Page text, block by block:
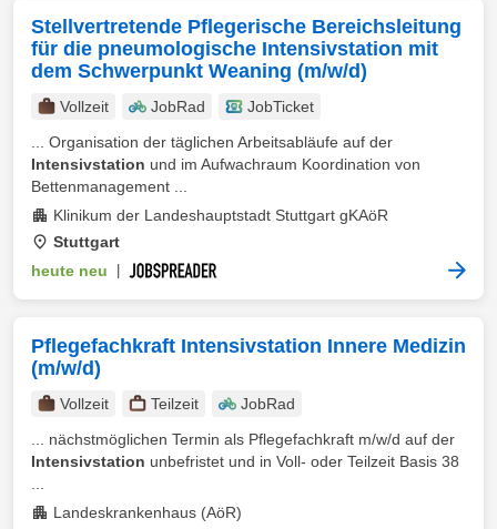
Stellvertretende Pflegerische Bereichsleitung
für die pneumologische Intensivstation mit
dem Schwerpunkt Weaning (m/w/d)
Vollzeit JobRad
JobTicket
... Organisation der täglichen Arbeitsabläufe auf der
Intensivstation und im Aufwachraum Koordination von
Bettenmanagement ...
Klinikum der Landeshauptstadt Stuttgart gKAöR
Stuttgart
heute neu
Pflegefachkraft Intensivstation Innere Medizin
(m/w/d)
Vollzeit Teilzeit
JobRad
... nächstmöglichen Termin als Pflegefachkraft m/w/d auf der
Intensivstation unbefristet und in Voll- oder Teilzeit Basis 38
Landeskrankenhaus (AöR)